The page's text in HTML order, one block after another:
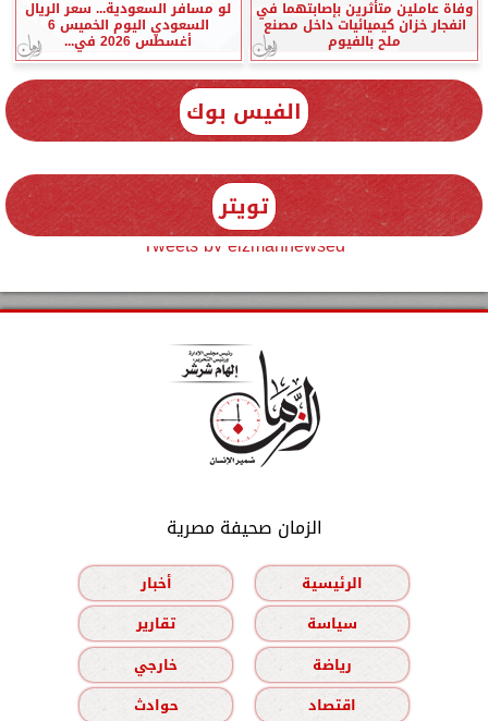
وفاة عاملين متأثرين بإصابتهما في
انفجار خزان كيميائيات داخل مصنع
ملح بالفيوم
لو مسافر السعودية... سعر الريال
السعودي اليوم الخميس 6
أغسطس 2026 في...
الفيس بوك
تويتر
Tweets by elzmannewseg
الزمان صحيفة مصرية
الرئيسية
أخبار
سياسة
تقارير
رياضة
خارجي
اقتصاد
حوادث